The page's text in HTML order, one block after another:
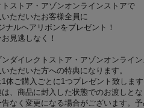
ストア・アゾンオンラインストアで
ただいたお客様全員に
ナルヘアリボンをプレゼント！
見逃しなく！
ダイレクトストア・アゾンオンライ
ただいた方への特典になります。
体ご購入ごとに1つプレゼント致します
、商品に封入した状態でのお渡しとな
なく変更になる場合がございます。予